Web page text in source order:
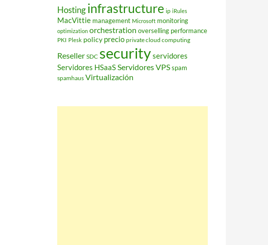
Hostinginfrastructure ip iRules
MacVittie management Microsoft monitoring
optimization orchestration overselling performance
PKI Plesk policy precio private cloud computing
Reseller SDC securityservidores
Servidores HSaaSServidores VPSspam
spamhaus Virtualización